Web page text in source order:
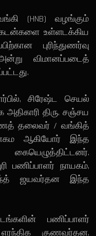
(HNB) வழங்கும்
கடன்களை உள்ளடக்கிய
புரிந்துணர்வு
விமானப்படைத்
சிரேஷ்ட செயல்
திரு. சஞ்சய
தலைவர் / வங்கித்
ஆகியோர் இந்த
கையெழுத்திட்டனர்.
பணிப்பாளர் நாயகம்,
ஜயவர்தன இந்த
பணிப்பாளர்
குணவர்தன,